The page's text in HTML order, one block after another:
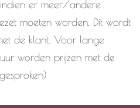
er meer/andere
moeten worden. Dit wordt
de klant. Voor lange
worden prijzen met de